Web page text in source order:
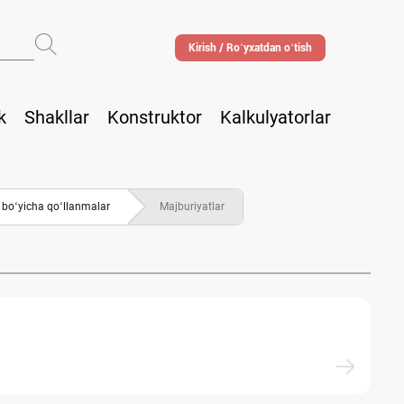
Kirish / Roʻyхatdan oʻtish
Shakllar Konstruktor Kalkulyatorlar
boʻyicha qoʻllanmalar Majburiyatlar